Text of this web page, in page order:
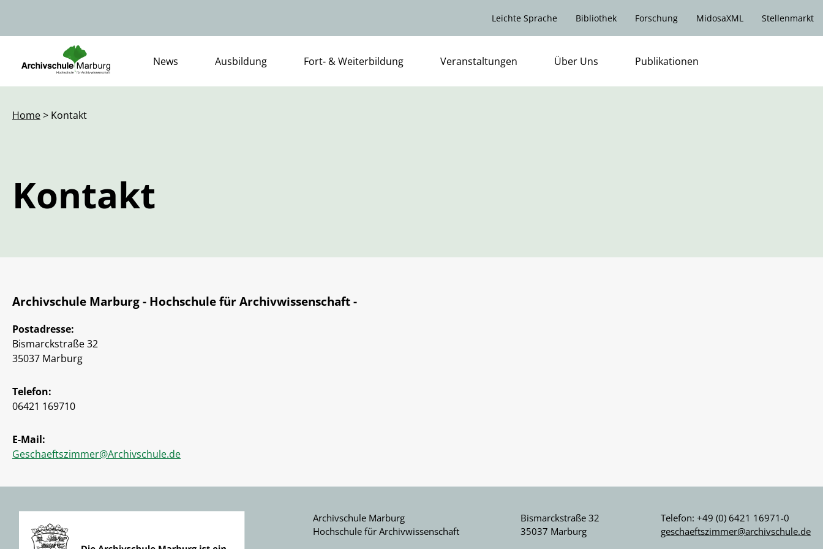
Leichte Sprache Bibliothek Forschung MidosaXML Stellenmarkt
News Ausbildung Fort- & Weiterbildung Veranstaltungen Über Uns Publikationen
Home> Kontakt
Kontakt
Archivschule Marburg - Hochschule für Archivwissenschaft -
Postadresse:
Bismarckstraße 32
35037 Marburg
Telefon:
06421 169710
E-Mail:
Geschaeftszimmer@Archivschule.de
Archivschule Marburg
Hochschule für Archivwissenschaft
Bismarckstraße 32
35037 Marburg
Telefon: +49 (0) 6421 16971-0
geschaeftszimmer@archivschule.de